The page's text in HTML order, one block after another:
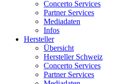
Concerto Services
Partner Services
Mediadaten
Infos
Hersteller
Übersicht
Hersteller Schweiz
Concerto Services
Partner Services